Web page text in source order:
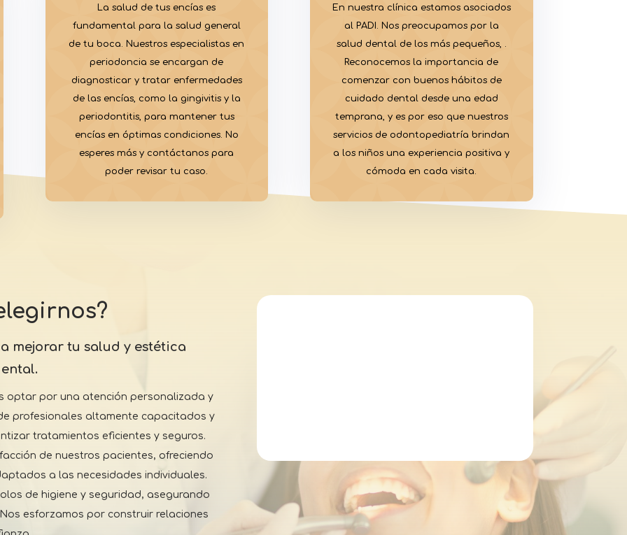
La salud de tus encías es
fundamental para la salud general
de tu boca. Nuestros especialistas en
periodoncia se encargan de
diagnosticar y tratar enfermedades
de las encías, como la gingivitis y la
periodontitis, para mantener tus
encías en óptimas condiciones. No
esperes más y contáctanos para
poder revisar tu caso.
En nuestra clínica estamos asociados
al PADI. Nos preocupamos por la
salud dental de los más pequeños, .
Reconocemos la importancia de
comenzar con buenos hábitos de
cuidado dental desde una edad
temprana, y es por eso que nuestros
servicios de odontopediatría brindan
a los niños una experiencia positiva y
cómoda en cada visita.
mejorar tu salud y estética
optar por una atención personalizada y
profesionales altamente capacitados y
tratamientos eficientes y seguros.
de nuestros pacientes, ofreciendo
a las necesidades individuales.
de higiene y seguridad, asegurando
esforzamos por construir relaciones